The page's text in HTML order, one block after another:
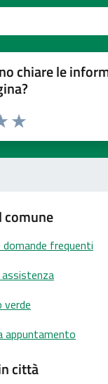
chiare le
Valuta 5 stelle su 5
4 stelle su 5
3 stelle su 5
su 5
su 5
comune
domande frequenti
assistenza
verde
appuntamento
città